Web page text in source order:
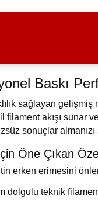
Baskı
sağlayan gelişmiş
akışı sunar
sonuçlar almanızı
Öne Çıkan
erken erimesini
dolgulu teknik